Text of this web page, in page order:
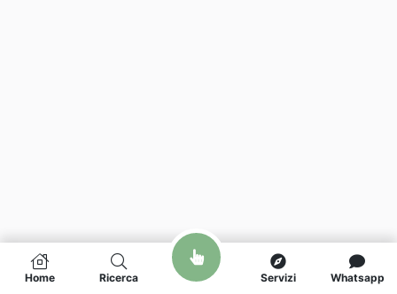
Home Ricerca Servizi Whatsapp